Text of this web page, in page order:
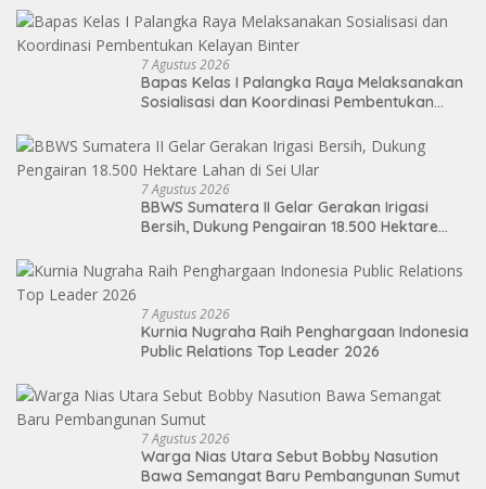
7 Agustus 2026
Bapas Kelas I Palangka Raya Melaksanakan
Sosialisasi dan Koordinasi Pembentukan
7 Agustus 2026
BBWS Sumatera II Gelar Gerakan Irigasi
Bersih, Dukung Pengairan 18.500 Hektare
7 Agustus 2026
Kurnia Nugraha Raih Penghargaan Indonesia
Public Relations Top Leader 2026
7 Agustus 2026
Warga Nias Utara Sebut Bobby Nasution
Bawa Semangat Baru Pembangunan Sumut